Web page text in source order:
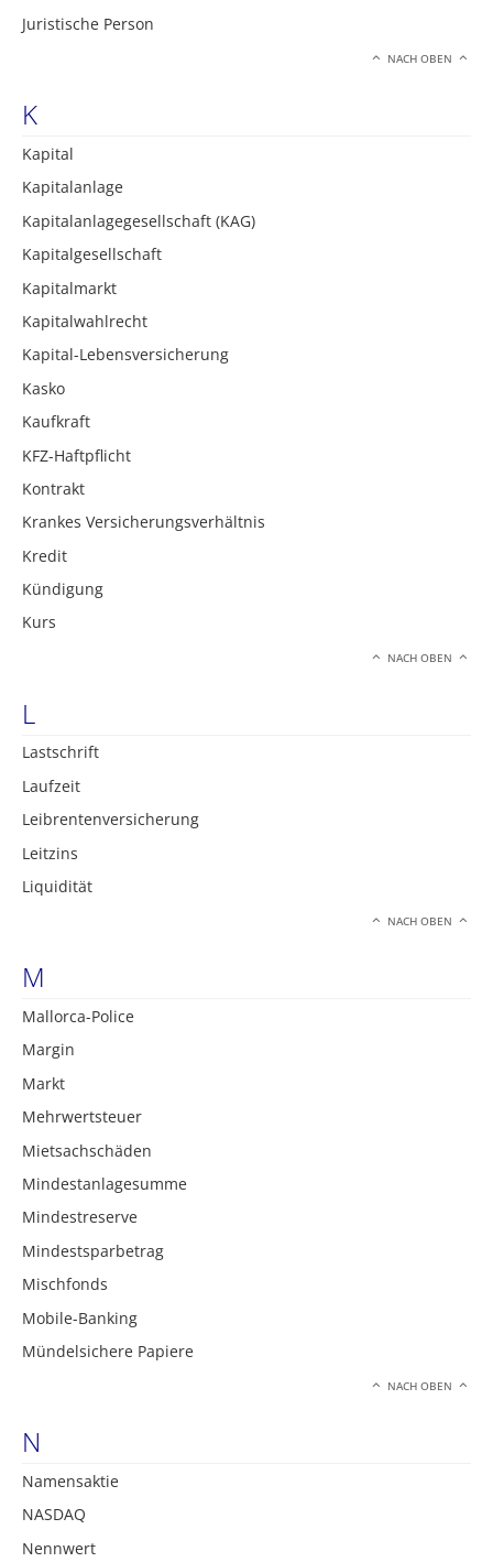
Juristische Person
NACH OBEN
K
Kapital
Kapitalanlage
Kapitalanlagegesellschaft (KAG)
Kapitalgesellschaft
Kapitalmarkt
Kapitalwahlrecht
Kapital-Lebensversicherung
Kasko
Kaufkraft
KFZ-Haftpflicht
Kontrakt
Krankes Versicherungsverhältnis
Kredit
Kündigung
Kurs
NACH OBEN
L
Lastschrift
Laufzeit
Leibrentenversicherung
Leitzins
Liquidität
NACH OBEN
M
Mallorca-Police
Margin
Markt
Mehrwertsteuer
Mietsachschäden
Mindestanlagesumme
Mindestreserve
Mindestsparbetrag
Mischfonds
Mobile-Banking
Mündelsichere Papiere
NACH OBEN
N
Namensaktie
NASDAQ
Nennwert